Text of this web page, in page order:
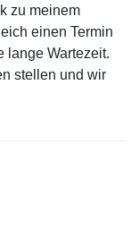
zu meinem
einen Termin
lange Wartezeit.
stellen und wir